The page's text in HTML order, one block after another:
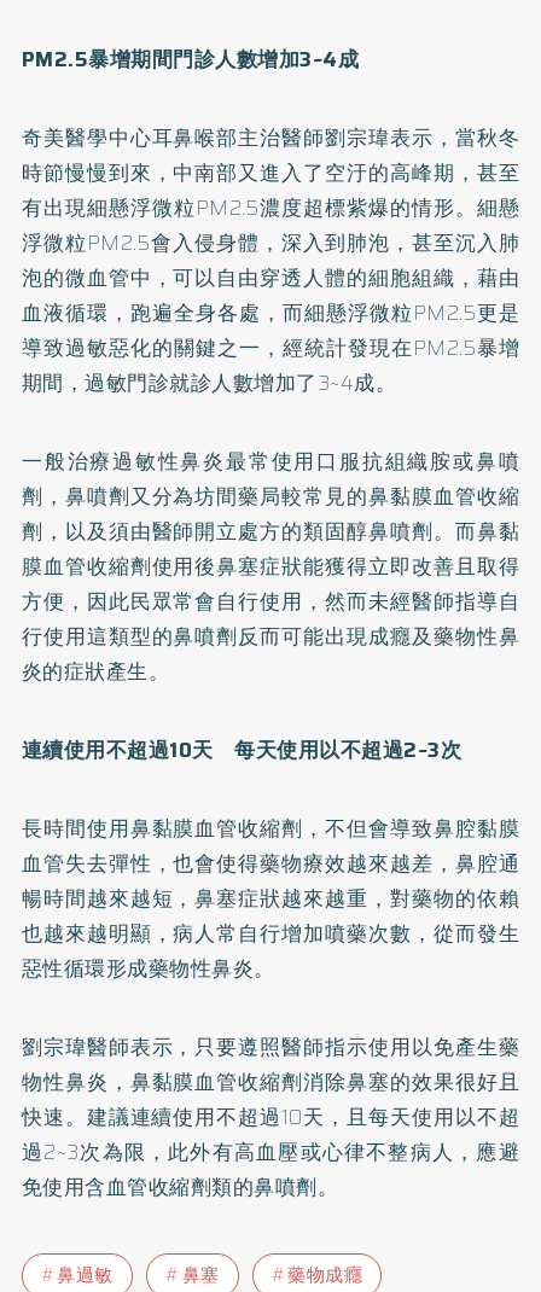
PM2.5暴增期間門診人數增加3~4成
奇美醫學中心耳鼻喉部主治醫師劉宗瑋表示，當秋冬
時節慢慢到來，中南部又進入了空汙的高峰期，甚至
有出現細懸浮微粒PM2.5濃度超標紫爆的情形。細懸
浮微粒PM2.5會入侵身體，深入到肺泡，甚至沉入肺
泡的微血管中，可以自由穿透人體的細胞組織，藉由
血液循環，跑遍全身各處，而細懸浮微粒PM2.5更是
導致過敏惡化的關鍵之一，經統計發現在PM2.5暴增
期間，過敏門診就診人數增加了3~4成。
一般治療過敏性鼻炎最常使用口服抗組織胺或鼻噴
劑，鼻噴劑又分為坊間藥局較常見的鼻黏膜血管收縮
劑，以及須由醫師開立處方的類固醇鼻噴劑。而鼻黏
膜血管收縮劑使用後鼻塞症狀能獲得立即改善且取得
方便，因此民眾常會自行使用，然而未經醫師指導自
行使用這類型的鼻噴劑反而可能出現成癮及藥物性鼻
炎的症狀產生。
連續使用不超過10天 每天使用以不超過2~3次
長時間使用鼻黏膜血管收縮劑，不但會導致鼻腔黏膜
血管失去彈性，也會使得藥物療效越來越差，鼻腔通
暢時間越來越短，鼻塞症狀越來越重，對藥物的依賴
也越來越明顯，病人常自行增加噴藥次數，從而發生
惡性循環形成藥物性鼻炎。
劉宗瑋醫師表示，只要遵照醫師指示使用以免產生藥
物性鼻炎，鼻黏膜血管收縮劑消除鼻塞的效果很好且
快速。建議連續使用不超過10天，且每天使用以不超
過2~3次為限，此外有高血壓或心律不整病人，應避
免使用含血管收縮劑類的鼻噴劑。
鼻過敏 鼻塞 藥物成癮